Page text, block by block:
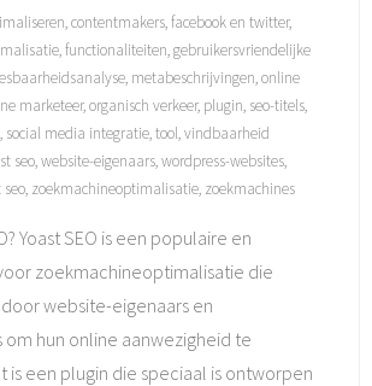
,contentmakers,facebook en twitter,
,functionaliteiten,gebruikersvriendelijke
, metabeschrijvingen,online
marketeer,organisch verkeer, plugin, seo-titels,
, social media integratie,tool,vindbaarheid
seo,website-eigenaars,wordpress-websites,
seo, zoekmachineoptimalisatie, zoekmachines
Yoast SEO is een populaire en
zoekmachineoptimalisatie die
website-eigenaars en
hun online aanwezigheid te
is een plugin die speciaal is ontworpen